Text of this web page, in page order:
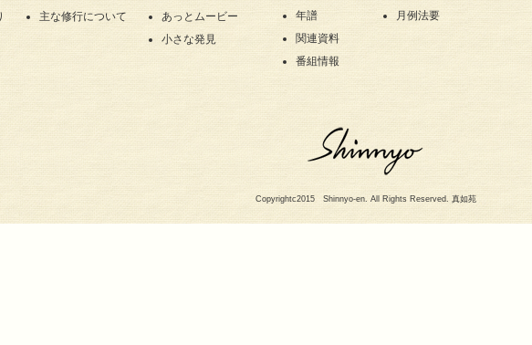
主な修行について
あっとムービー
小さな発見
年譜
関連資料
番組情報
月例法要
Copyrightc2015 Shinnyo-en. All Rights Reserved. 真如苑